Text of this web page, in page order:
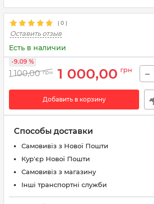
( 0 )
Оставить отзыв
Есть в наличии
1 100,00 грн 1 000,00 грн
-9.09 %
−
Добавить в корзину
Способы доставки
Самовивіз з Нової Пошти
Кур'єр Нової Пошти
Самовивіз з магазину
Інші транспортні служби